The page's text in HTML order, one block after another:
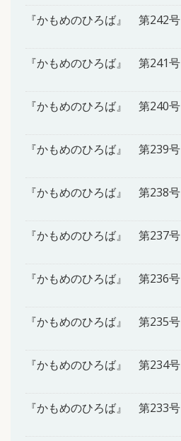
『かもめのひろば』 第242号
『かもめのひろば』 第241号
『かもめのひろば』 第240号
『かもめのひろば』 第239号
『かもめのひろば』 第238号
『かもめのひろば』 第237号
『かもめのひろば』 第236号
『かもめのひろば』 第235号
『かもめのひろば』 第234号
『かもめのひろば』 第233号